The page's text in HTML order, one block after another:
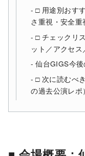
□ 用途別おす
さ重視・安全重
□ チェックリ
ット／アクセス
仙台GIGS今
□ 次に読むべ
の過去公演レポ）